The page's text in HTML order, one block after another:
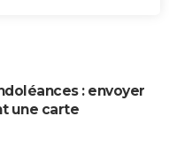
: envoyer
une carte